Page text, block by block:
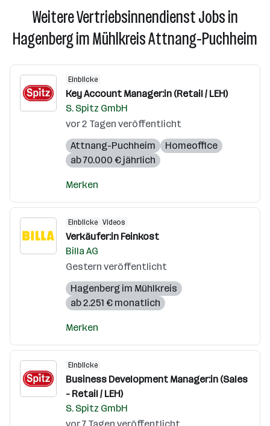
Weitere Vertriebsinnendienst Jobs in
Hagenberg im Mühlkreis Attnang-Puchheim
Einblicke
Key Account Manager:in (Retail / LEH)
S. Spitz GmbH
vor 2 Tagen veröffentlicht
Attnang-Puchheim
Homeoffice
ab 70.000 € jährlich
Merken
Einblicke Videos
Verkäufer:in Feinkost
Billa AG
Gestern veröffentlicht
Hagenberg im Mühlkreis
ab 2.251 € monatlich
Merken
Einblicke
Business Development Manager:in (Sales
- Retail / LEH)
S. Spitz GmbH